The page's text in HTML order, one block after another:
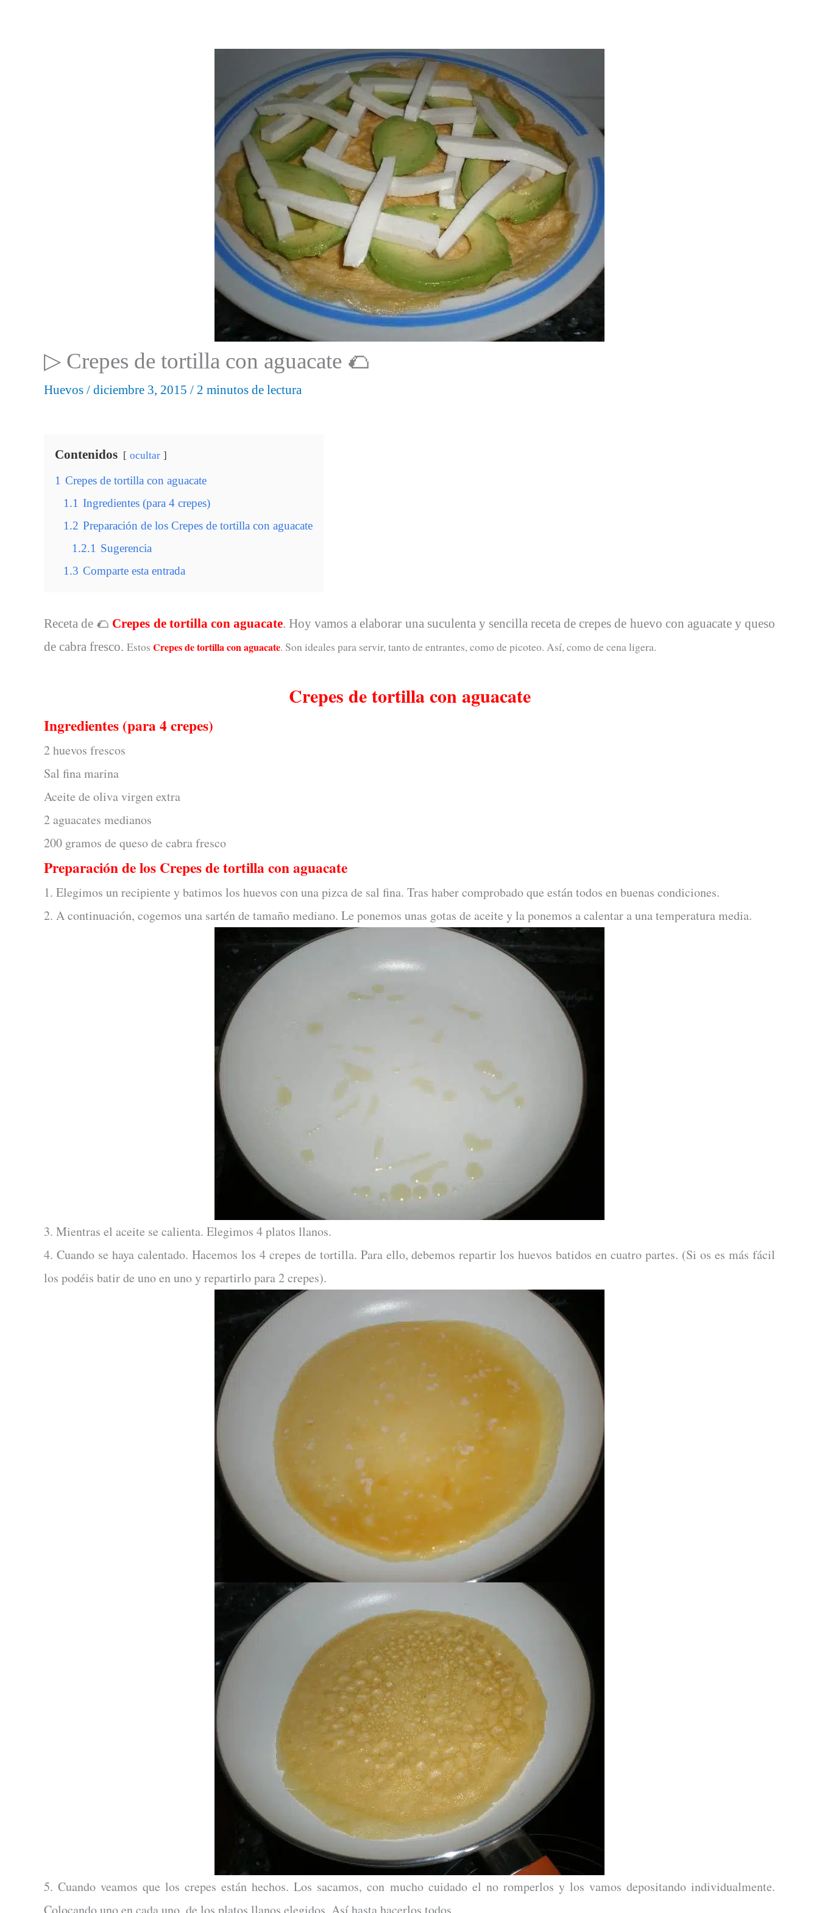
▷ Crepes de tortilla con aguacate 🌮
Huevos / diciembre 3, 2015 / 2 minutos de lectura
Contenidos ocultar
1 Crepes de tortilla con aguacate
1.1 Ingredientes (para 4 crepes)
1.2 Preparación de los Crepes de tortilla con aguacate
1.2.1 Sugerencia
1.3 Comparte esta entrada
Receta de 🌮 Crepes de tortilla con aguacate. Hoy vamos a elaborar una suculenta y sencilla receta de crepes de huevo con aguacate y queso
de cabra fresco. Estos Crepes de tortilla con aguacate. Son ideales para servir, tanto de entrantes, como de picoteo. Así, como de cena ligera.
Crepes de tortilla con aguacate
Ingredientes (para 4 crepes)
2 huevos frescos
Sal fina marina
Aceite de oliva virgen extra
2 aguacates medianos
200 gramos de queso de cabra fresco
Preparación de los Crepes de tortilla con aguacate
1. Elegimos un recipiente y batimos los huevos con una pizca de sal fina. Tras haber comprobado que están todos en buenas condiciones.
2. A continuación, cogemos una sartén de tamaño mediano. Le ponemos unas gotas de aceite y la ponemos a calentar a una temperatura media.
3. Mientras el aceite se calienta. Elegimos 4 platos llanos.
4. Cuando se haya calentado. Hacemos los 4 crepes de tortilla. Para ello, debemos repartir los huevos batidos en cuatro partes. (Si os es más fácil
los podéis batir de uno en uno y repartirlo para 2 crepes).
5. Cuando veamos que los crepes están hechos. Los sacamos, con mucho cuidado el no romperlos y los vamos depositando individualmente.
Colocando uno en cada uno, de los platos llanos elegidos. Así hasta hacerlos todos.